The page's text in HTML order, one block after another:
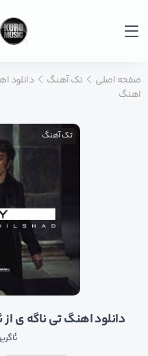
صفحه اصلی تک آهنگ
دانلود
اهنگ
تک آهنگ
دانلود اهنگ تی ناگه ی